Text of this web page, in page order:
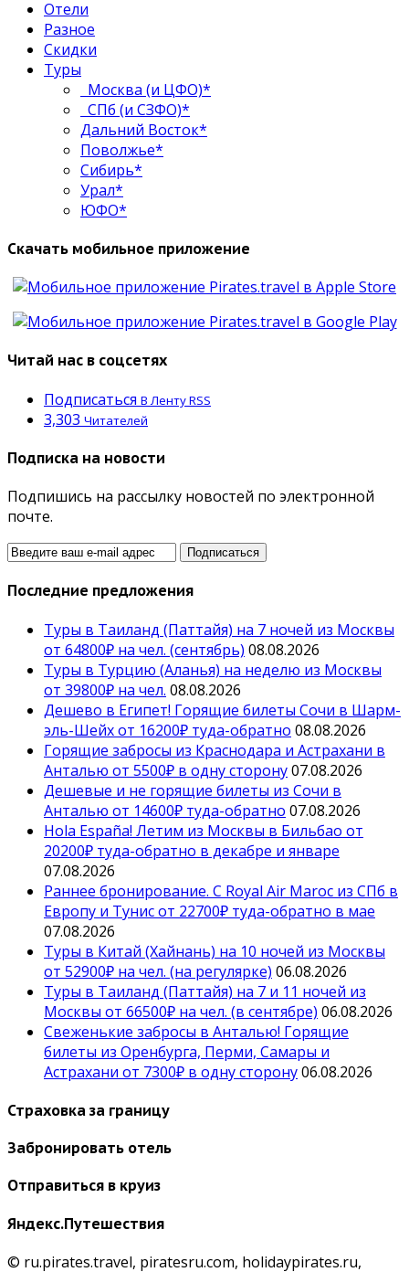
Отели
Разное
Скидки
Туры
Москва (и ЦФО)*
СПб (и СЗФО)*
Дальний Восток*
Поволжье*
Сибирь*
Урал*
ЮФО*
Скачать мобильное приложение
Читай нас в соцсетях
Подписаться В Ленту RSS
3,303 Читателей
Подписка на новости
Подпишись на рассылку новостей по электронной
почте.
Последние предложения
Туры в Таиланд (Паттайя) на 7 ночей из Москвы
от 64800₽ на чел. (сентябрь) 08.08.2026
Туры в Турцию (Аланья) на неделю из Москвы
от 39800₽ на чел. 08.08.2026
Дешево в Египет! Горящие билеты Сочи в Шарм-
эль-Шейх от 16200₽ туда-обратно 08.08.2026
Горящие забросы из Краснодара и Астрахани в
Анталью от 5500₽ в одну сторону07.08.2026
Дешевые и не горящие билеты из Сочи в
Анталью от 14600₽ туда-обратно 07.08.2026
Hola España! Летим из Москвы в Бильбао от
20200₽ туда-обратно в декабре и январе
07.08.2026
Раннее бронирование. С Royal Air Maroc из СПб в
Европу и Тунис от 22700₽ туда-обратно в мае
07.08.2026
Туры в Китай (Хайнань) на 10 ночей из Москвы
от 52900₽ на чел. (на регулярке) 06.08.2026
Туры в Таиланд (Паттайя) на 7 и 11 ночей из
Москвы от 66500₽ на чел. (в сентябре) 06.08.2026
Свеженькие забросы в Анталью! Горящие
билеты из Оренбурга, Перми, Самары и
Астрахани от 7300₽ в одну сторону06.08.2026
Страховка за границу
Забронировать отель
Отправиться в круиз
Яндекс.Путешествия
© ru.pirates.travel, piratesru.com, holidaypirates.ru,